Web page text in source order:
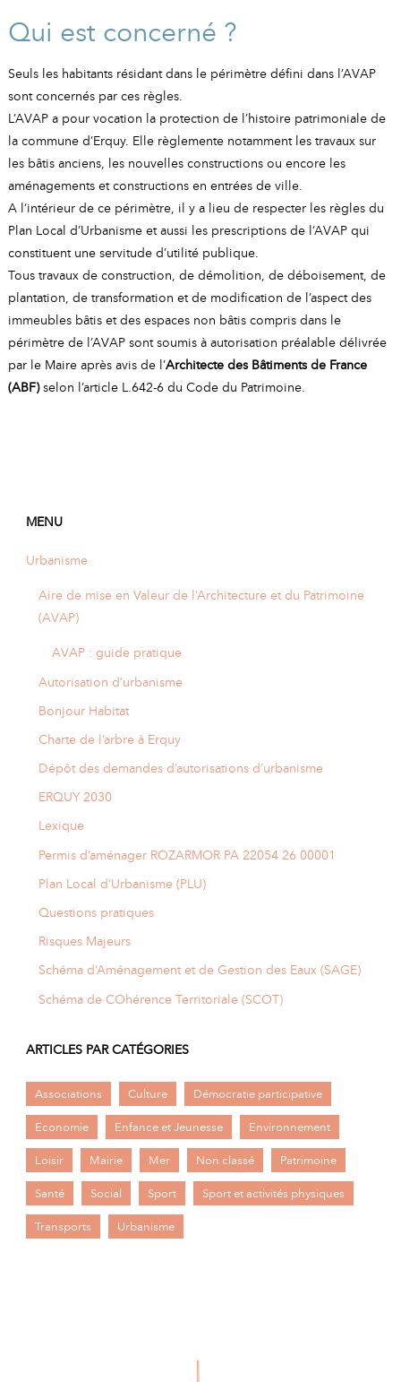
Qui est concerné ?
Seuls les habitants résidant dans le périmètre défini dans l’AVAP
sont concernés par ces règles.
L’AVAP a pour vocation la protection de l’histoire patrimoniale de
la commune d’Erquy. Elle règlemente notamment les travaux sur
les bâtis anciens, les nouvelles constructions ou encore les
aménagements et constructions en entrées de ville.
A l’intérieur de ce périmètre, il y a lieu de respecter les règles du
Plan Local d’Urbanisme et aussi les prescriptions de l’AVAP qui
constituent une servitude d’utilité publique.
Tous travaux de construction, de démolition, de déboisement, de
plantation, de transformation et de modification de l’aspect des
immeubles bâtis et des espaces non bâtis compris dans le
périmètre de l’AVAP sont soumis à autorisation préalable délivrée
par le Maire après avis de l’Architecte des Bâtiments de France
(ABF)selon l’article L.642-6 du Code du Patrimoine.
MENU
Urbanisme
Aire de mise en Valeur de l’Architecture et du Patrimoine
(AVAP)
AVAP : guide pratique
Autorisation d’urbanisme
Bonjour Habitat
Charte de l’arbre à Erquy
Dépôt des demandes d’autorisations d’urbanisme
ERQUY 2030
Lexique
Permis d’aménager ROZARMOR PA 22054 26 00001
Plan Local d’Urbanisme (PLU)
Questions pratiques
Risques Majeurs
Schéma d’Aménagement et de Gestion des Eaux (SAGE)
Schéma de COhérence Territoriale (SCOT)
ARTICLES PAR CATÉGORIES
Associations Culture Démocratie participative
Economie Enfance et Jeunesse Environnement
Loisir Mairie Mer Non classé Patrimoine
Santé Social Sport Sport et activités physiques
Transports Urbanisme